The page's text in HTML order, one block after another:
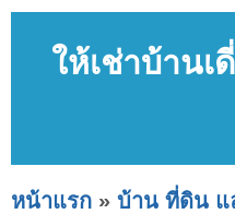
ให้เช่าบ้าน
หน้าแรก » บ้าน ที่ดิน แ